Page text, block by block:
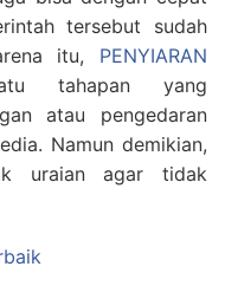
tersebut sudah
itu, PENYIARAN
tahapan yang
atau pengedaran
Namun demikian,
uraian agar tidak